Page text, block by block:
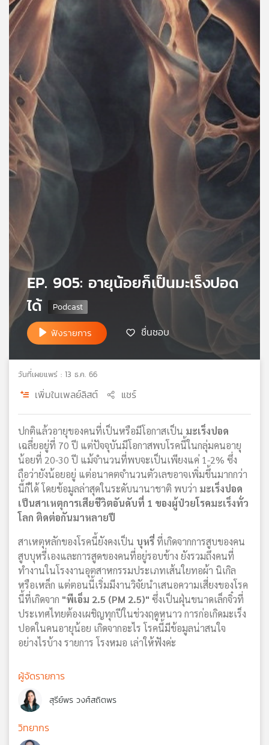
ข่าว
และ
กิจกรรม
เกี่ยว
กับ
เรา
เครือ
พี
บี
เอส
แผนที่
วิทยุ
เครือ
EP. 905: อายุน้อยก็เป็นมะเร็งปอด
ได้
ฟังรายการ ชื่นชอบ
วันที่เผยแพร่ : 13 ธ.ค. 66
เพิ่มในเพลย์ลิสต์ แชร์
ปกติแล้วอายุของคนที่เป็นหรือมีโอกาสเป็น มะเร็งปอด
เฉลี่ยอยู่ที่ 70 ปี แต่ปัจจุบันมีโอกาสพบโรคนี้ในกลุ่มคนอายุ
น้อยที่ 20-30 ปี แม้จำนวนที่พบจะเป็นเพียงแค่ 1-2% ซึ่ง
ถือว่ายังน้อยอยู่ แต่อนาคตจำนวนตัวเลขอาจเพิ่มขึ้นมากกว่า
นี้ก็ได้ โดยข้อมูลล่าสุดในระดับนานาชาติ พบว่า มะเร็งปอด
เป็นสาเหตุการเสียชีวิตอันดับที่ 1 ของผู้ป่วยโรคมะเร็งทั่ว
โลก ติดต่อกันมาหลายปี
สาเหตุหลักของโรคนี้ยังคงเป็น บุหรี่ที่เกิดจากการสูบของคน
สูบบุหรี่เองและการสูดของคนที่อยู่รอบข้าง ยังรวมถึงคนที่
ทำงานในโรงงานอุตสาหกรรมประเภทเส้นใยทอผ้า นิเกิล
หรือเหล็ก แต่ตอนนี้เริ่มมีงานวิจัยนำเสนอความเสี่ยงของโรค
นี้ที่เกิดจาก "พีเอ็ม 2.5 (PM 2.5)" ซึ่งเป็นฝุ่นขนาดเล็กจิ๋วที่
ประเทศไทยต้องเผชิญทุกปีในช่วงฤดูหนาว การก่อเกิดมะเร็ง
ปอดในคนอายุน้อย เกิดจากอะไร โรคนี้มีข้อมูลน่าสนใจ
อย่างไรบ้าง รายการ โรงหมอ เล่าให้ฟังค่ะ
ผู้จัดรายการ
สุรีย์พร วงศ์สถิตพร
วิทยากร